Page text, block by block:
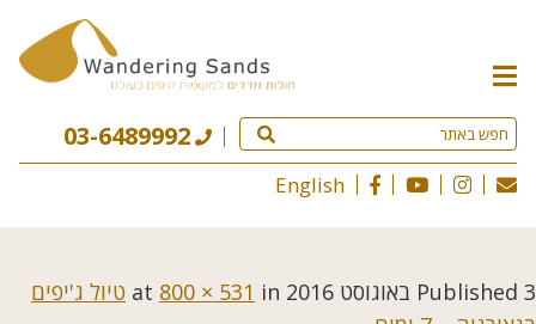
תפריט
האתר
03-6489992
English
Published 3 באוגוסט 2016 800 × 531 in
טיול ג'יפים